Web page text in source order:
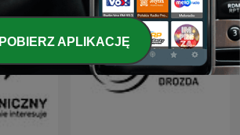
POBIERZ APLIKACJĘ